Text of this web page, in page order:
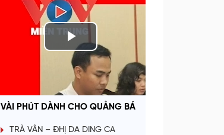
P
l
a
y
VÀI PHÚT DÀNH CHO QUẢNG BÁ
TRÀ VÂN – ĐHỊ DA DING CA